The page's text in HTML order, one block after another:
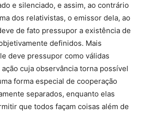
e silenciado, e assim, ao contrário
dos relativistas, o emissor dela, ao
de fato pressupor a existência de
definidos. Mais
deve pressupor como válidas
cuja observância torna possível
forma especial de cooperação
separados, enquanto elas
que todos façam coisas além de